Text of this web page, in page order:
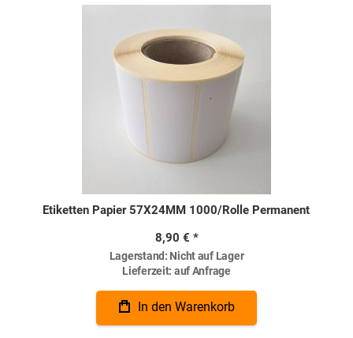
Etiketten Papier 57X24MM 1000/Rolle Permanent
8,90 €
Lagerstand: Nicht auf Lager
Lieferzeit: auf Anfrage
In den Warenkorb